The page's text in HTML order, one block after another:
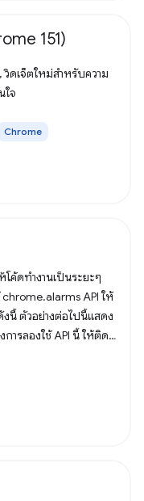
151)
วิดเจ็ตใหม่สำหรับความ
ใจ
Chrome
โค้ดทำงานเป็นระยะๆ
chrome.alarms API ให้
นี้ ตัวอย่างต่อไปนี้แสดง
ารลองใช้ API นี้ ให้ติด